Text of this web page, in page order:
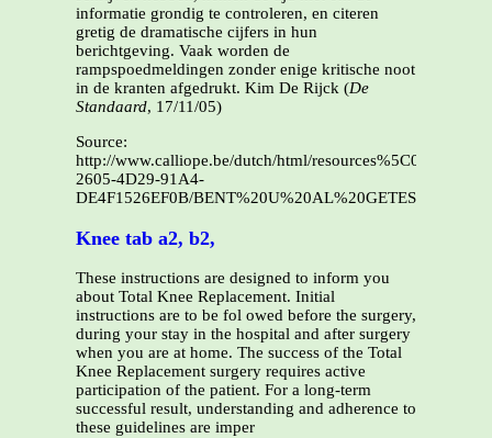
informatie grondig te controleren, en citeren
gretig de dramatische cijfers in hun
berichtgeving. Vaak worden de
rampspoedmeldingen zonder enige kritische noot
in de kranten afgedrukt. Kim De Rijck (De
Standaard, 17/11/05)
Source:
http://www.calliope.be/dutch/html/resources%5C08/
2605-4D29-91A4-
DE4F1526EF0B/BENT%20U%20AL%20GETEST.pdf
Knee tab a2, b2,
These instructions are designed to inform you
about Total Knee Replacement. Initial
instructions are to be fol owed before the surgery,
during your stay in the hospital and after surgery
when you are at home. The success of the Total
Knee Replacement surgery requires active
participation of the patient. For a long-term
successful result, understanding and adherence to
these guidelines are imper